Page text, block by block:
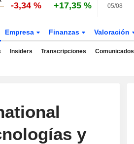
-3,34 % +17,35 % 05/08
Empresa Finanzas Valoración
Insiders Transcripciones Comunicados
y